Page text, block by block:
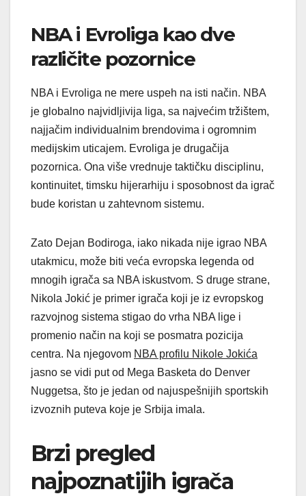
NBA i Evroliga kao dve
različite pozornice
NBA i Evroliga ne mere uspeh na isti način. NBA
je globalno najvidljivija liga, sa najvećim tržištem,
najjačim individualnim brendovima i ogromnim
medijskim uticajem. Evroliga je drugačija
pozornica. Ona više vrednuje taktičku disciplinu,
kontinuitet, timsku hijerarhiju i sposobnost da igrač
bude koristan u zahtevnom sistemu.
Zato Dejan Bodiroga, iako nikada nije igrao NBA
utakmicu, može biti veća evropska legenda od
mnogih igrača sa NBA iskustvom. S druge strane,
Nikola Jokić je primer igrača koji je iz evropskog
razvojnog sistema stigao do vrha NBA lige i
promenio način na koji se posmatra pozicija
centra. Na njegovom NBA profilu Nikole Jokića
jasno se vidi put od Mega Basketa do Denver
Nuggetsa, što je jedan od najuspešnijih sportskih
izvoznih puteva koje je Srbija imala.
Brzi pregled
najpoznatijih igrača